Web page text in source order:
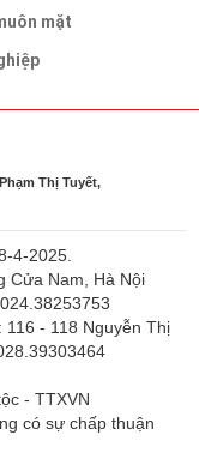
mặt
Thị Tuyết,
4-2025.
Cửa Nam, Hà Nội
- 118 Nguyễn Thị
- TTXVN
có sự chấp thuận